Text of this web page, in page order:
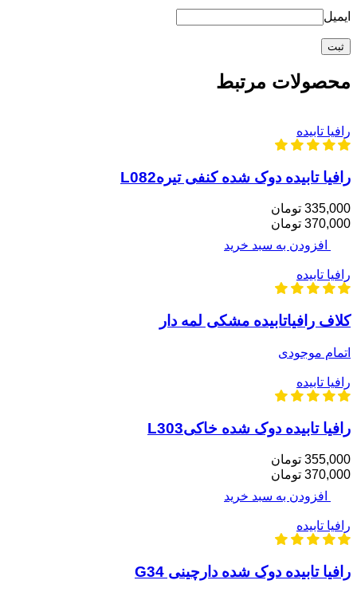
ایمیل
محصولات مرتبط
رافیا تابیده
رافیا تابیده دوک شده کنفی تیرهL082
335,000 تومان
370,000 تومان
افزودن به سبد خرید
رافیا تابیده
کلاف رافیاتابیده مشکی لمه دار
اتمام موجودی
رافیا تابیده
رافیا تابیده دوک شده خاکیL303
355,000 تومان
370,000 تومان
افزودن به سبد خرید
رافیا تابیده
رافیا تابیده دوک شده دارچینی G34